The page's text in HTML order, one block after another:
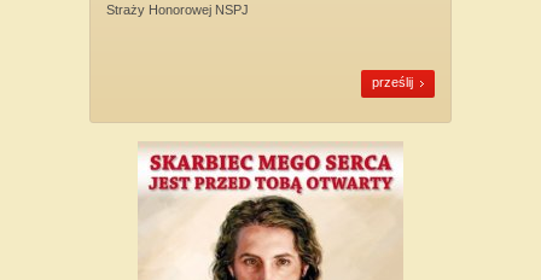
Straży Honorowej NSPJ
prześlij